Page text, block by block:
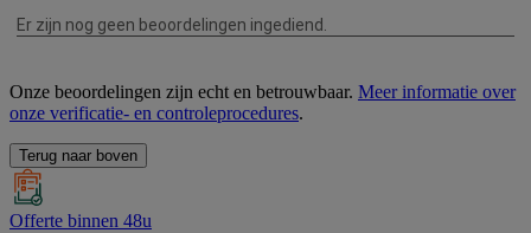
Onze beoordelingen zijn echt en betrouwbaar. Meer informatie over
onze verificatie- en controleprocedures.
Terug naar boven
Offerte binnen 48u